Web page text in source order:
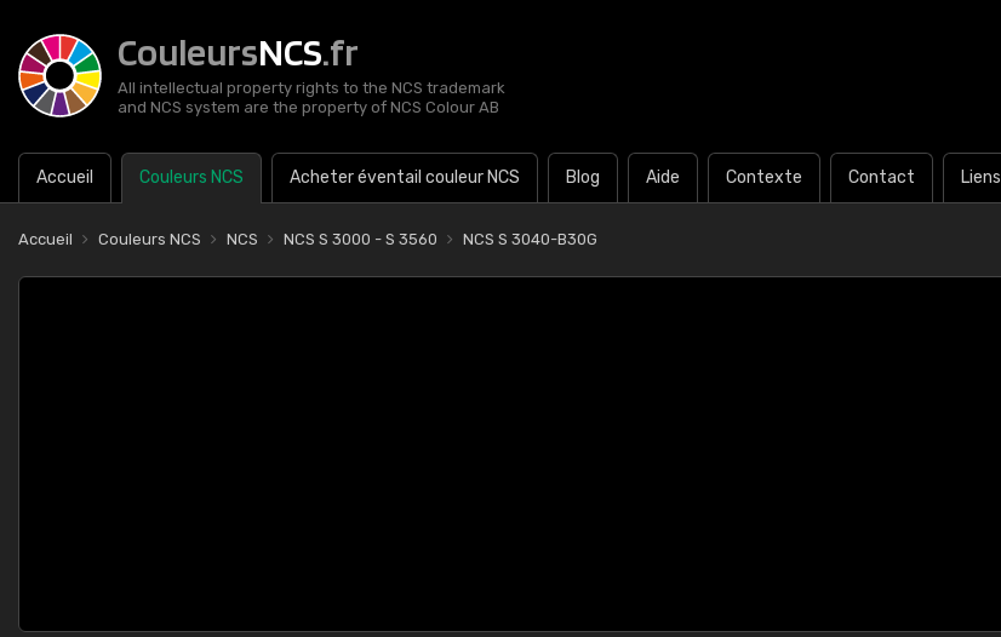
CouleursNCS.fr
All intellectual property rights to the NCS trademark
and NCS system are the property of NCS Colour AB
Accueil Couleurs NCS Acheter éventail couleur NCS Blog Aide Contexte Contact Liens
Accueil Couleurs NCS NCS NCS S 3000 - S 3560 NCS S 3040-B30G